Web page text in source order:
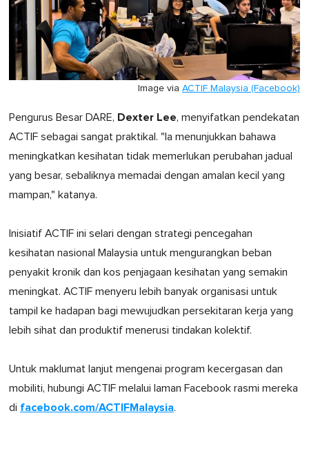
Image via ACTIF Malaysia (Facebook)
Pengurus Besar DARE, Dexter Lee, menyifatkan pendekatan
ACTIF sebagai sangat praktikal. "Ia menunjukkan bahawa
meningkatkan kesihatan tidak memerlukan perubahan jadual
yang besar, sebaliknya memadai dengan amalan kecil yang
mampan," katanya.
Inisiatif ACTIF ini selari dengan strategi pencegahan
kesihatan nasional Malaysia untuk mengurangkan beban
penyakit kronik dan kos penjagaan kesihatan yang semakin
meningkat. ACTIF menyeru lebih banyak organisasi untuk
tampil ke hadapan bagi mewujudkan persekitaran kerja yang
lebih sihat dan produktif menerusi tindakan kolektif.
Untuk maklumat lanjut mengenai program kecergasan dan
mobiliti, hubungi ACTIF melalui laman Facebook rasmi mereka
di facebook.com/ACTIFMalaysia.